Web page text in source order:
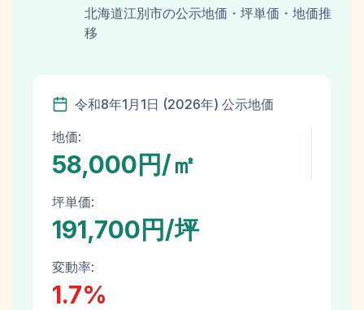
北海道江別市の公示地価 ・坪単価・地価推
移
令和8年1月1日 (2026年) 公示地価
地価:
58,000円/㎡
坪単価:
191,700円/坪
変動率:
1.7%